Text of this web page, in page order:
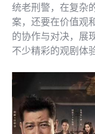
统老刑警，在复杂
案，还要在价值观
的协作与对决，展
不少精彩的观剧体验